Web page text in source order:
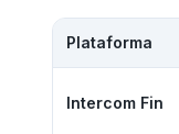
Plataforma
Intercom Fin